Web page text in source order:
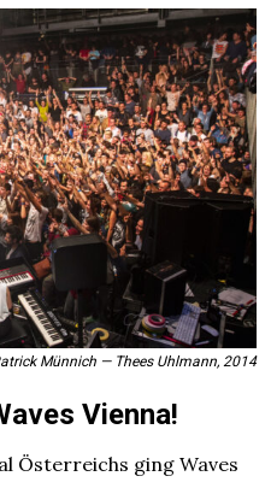
Münnich — Thees Uhlmann, 2014
Vienna!
Österreichs ging Waves